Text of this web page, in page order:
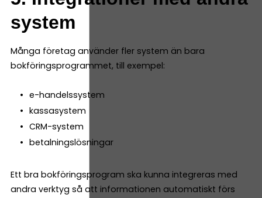
system
Många företag använder fler system än bara
bokföringsprogrammet, till exempel:
e-handelssystem
kassasystem
CRM-system
betalningslösningar
Ett bra bokföringsprogram ska kunna integreras med
andra verktyg så att informationen automatiskt förs